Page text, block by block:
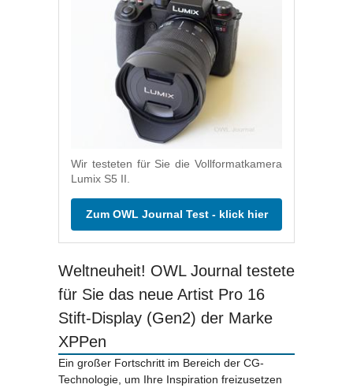
Wir testeten für Sie die Vollformatkamera
Lumix S5 II.
Zum OWL Journal Test - klick hier
Weltneuheit! OWL Journal testete
für Sie das neue Artist Pro 16
Stift-Display (Gen2) der Marke
XPPen
Ein großer Fortschritt im Bereich der CG-
Technologie, um Ihre Inspiration freizusetzen